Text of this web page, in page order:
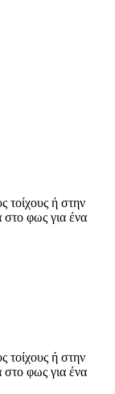
τοίχους ή στην
φως για ένα
τοίχους ή στην
φως για ένα